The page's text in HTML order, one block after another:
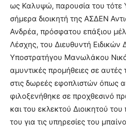
ως Καλυψώ, παρουσία του τότε
σήμερα διοικητή της ΑΣΔΕΝ
Ανδρέα, πρόσφατου επάξιου
Λέσχης, του Διευθυντή
Υποστρατήγου Μανωλάκου
αμυντικές προμήθειες σε αυτές
στις δωρεές εφοπλιστών όπως
φιλοξενήθηκε σε προχθεσινό
και του εκλεκτού Διοικητού
του για τις υπηρεσίες του